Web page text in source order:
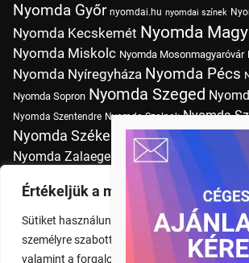
Értékeljük a magánéletét
Sütiket használunk a böngészési élmény
személyre szabott hirdetések vagy tartalmak
valamint a forgalom elemzésére. A "Mindent
Nyomda Győr nyomdai.hu nyomdai színek
Nyomda Kecskemét Nyomda
Nyomda Miskolc Nyomda Mosonmagyaróvár
Nyomda Nyíregyháza Nyomda Pécs
Nyomda Sopron Nyomda Szeged
Nyomda Szentendre Nyomda Szolnok Nyomda
Nyomda Székesfehérvár Nyomda
Nyomda Zalaegerszeg Nyomda Érd
Nyomtatás
Pólónyomtatás Budapesten Szitanyomda
Tudásbázis